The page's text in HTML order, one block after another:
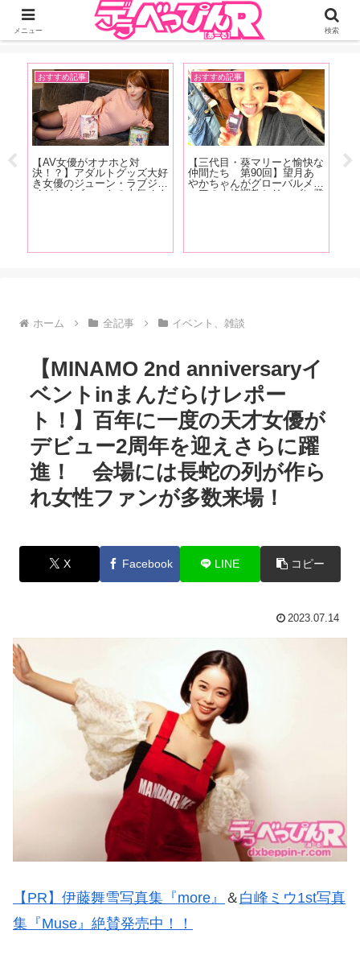
ジーオーティーが運営するちょっとHなニュースサイ。サイト内のリンクには
DMMアフィリエイトが含まれているものがあります
おすすめ記事
【AV女優がオナホと対
決！？】アダルトグッズ大好
き女優のジューン・ラブジョ
イがトイズハートの人気オナ
おすすめ記事
【三代目・葵マリーと愉快な
仲間たち 第90回】望月あ
やかちゃんがグローバルメデ
ィアの本格調教シリーズに登
【
ホーム 全記事 イベント、雑談
【MINAMO 2nd anniversaryイ
ベントinまんだらけレポー
ト！】百年に一度の天才女優が
デビュー2周年を迎えさらに躍
進！ 会場には長蛇の列が作ら
れ女性ファンが多数来場！
X Facebook LINE コピー
2023.07.14
【PR】伊藤舞雪写真集『more』 ＆ 白峰ミウ1st写真
集『Muse』絶賛発売中！！
メニュー 検索